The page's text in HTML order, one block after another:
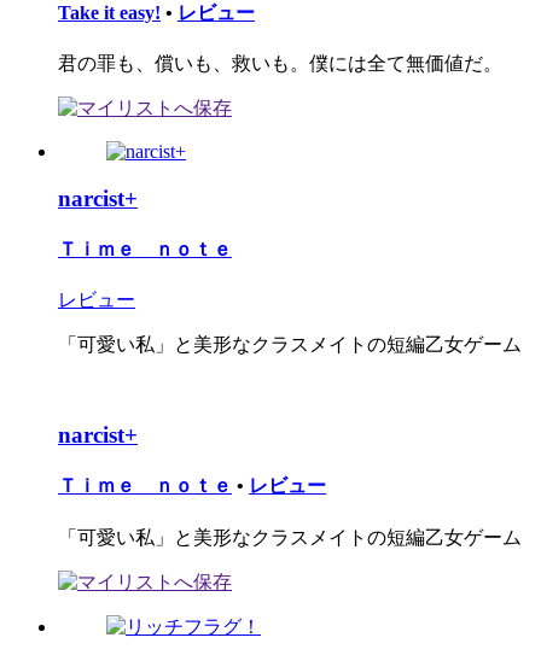
Take it easy! • レビュー
君の罪も、償いも、救いも。僕には全て無価値だ。
narcist+
Ｔｉｍｅ ｎｏｔｅ
レビュー
「可愛い私」と美形なクラスメイトの短編乙女ゲーム
narcist+
Ｔｉｍｅ ｎｏｔｅ • レビュー
「可愛い私」と美形なクラスメイトの短編乙女ゲーム